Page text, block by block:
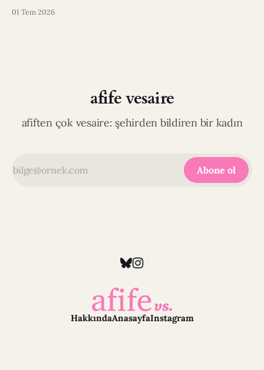
01 Tem 2026
afife vesaire
afiften çok vesaire: şehirden bildiren bir kadın
Abone ol
HakkındaAnasayfaInstagram